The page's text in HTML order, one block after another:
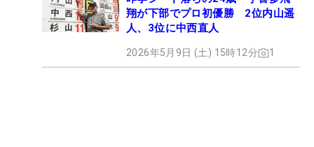
翔が下部でプロ初優勝 2位内山遥
人、3位に中西直人
2026年5月9日 (土) 15時12分 1